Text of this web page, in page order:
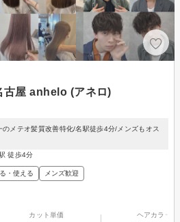
古屋 anhelo (アネロ)
のメテオ髪質改善特化/名駅徒歩4分/メンズもオス
徒歩4分
・使える メンズ歓迎
カット単価 ヘアカラー